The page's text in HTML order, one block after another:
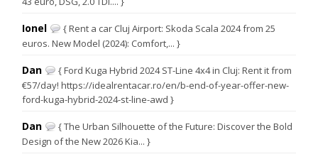
Ionel
{ Rent a car Cluj Airport: Skoda Scala 2024 from 25
euros. New Model (2024): Comfort,... }
Dan
{ Ford Kuga Hybrid 2024 ST-Line 4x4 in Cluj: Rent it from
€57/day! https://idealrentacar.ro/en/b-end-of-year-offer-new-
ford-kuga-hybrid-2024-st-line-awd }
Dan
{ The Urban Silhouette of the Future: Discover the Bold
Design of the New 2026 Kia... }